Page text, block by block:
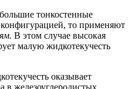
тонкостенные
то применяют
В этом случае высокая
малую жидкотекучесть
оказывает
в железоуглеродистых